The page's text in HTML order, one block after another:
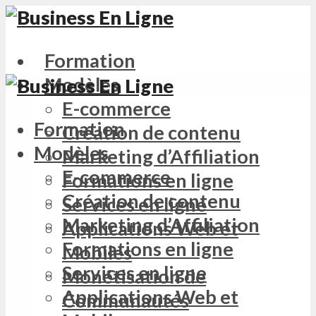
Formation
Modèles
E-commerce
Création de contenu
Marketing d’Affiliation
Formations en ligne
Services en ligne
Applications Web et
Mobiles
Monétisation de
Communautés
Formation
Modèles
E-commerce
Création de contenu
Marketing d’Affiliation
Formations en ligne
Services en ligne
Applications Web et